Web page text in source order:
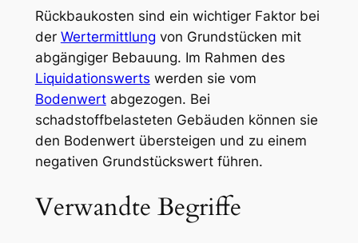
Rückbaukosten sind ein wichtiger Faktor bei
der Wertermittlung von Grundstücken mit
abgängiger Bebauung. Im Rahmen des
Liquidationswerts werden sie vom
Bodenwertabgezogen. Bei
schadstoffbelasteten Gebäuden können sie
den Bodenwert übersteigen und zu einem
negativen Grundstückswert führen.
Verwandte Begriffe